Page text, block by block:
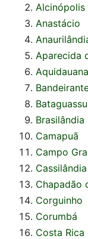
Alcinópolis
Anastácio
Aparecida
Aquidauana
Bataguassu
Brasilândia
Camapuã
Campo
Cassilândia
Chapadão
Corguinho
Corumbá
Costa Rica